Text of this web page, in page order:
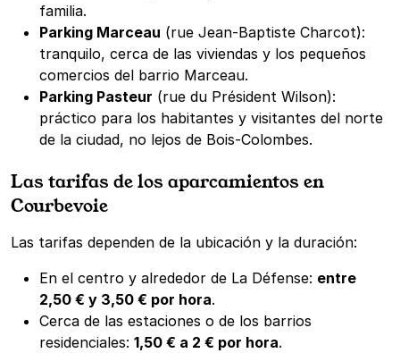
familia.
Parking Marceau (rue Jean-Baptiste Charcot):
tranquilo, cerca de las viviendas y los pequeños
comercios del barrio Marceau.
Parking Pasteur (rue du Président Wilson):
práctico para los habitantes y visitantes del norte
de la ciudad, no lejos de Bois-Colombes.
Las tarifas de los aparcamientos en
Courbevoie
Las tarifas dependen de la ubicación y la duración:
En el centro y alrededor de La Défense: entre
2,50 € y 3,50 € por hora.
Cerca de las estaciones o de los barrios
residenciales: 1,50 € a 2 € por hora.